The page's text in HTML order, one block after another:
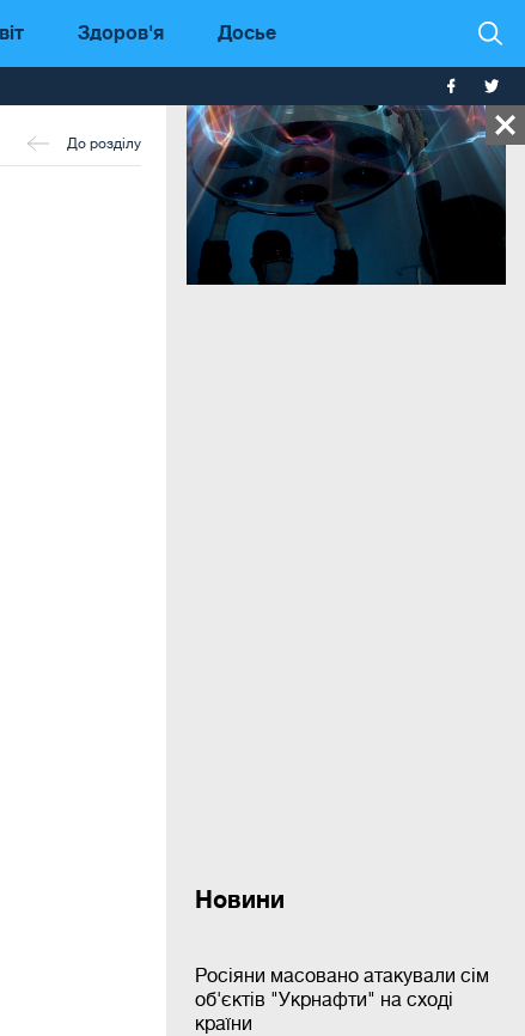
Здоров'я Досье
Новини
Росіяни масовано атакували сім
об'єктів "Укрнафти" на сході
країни
До розділу